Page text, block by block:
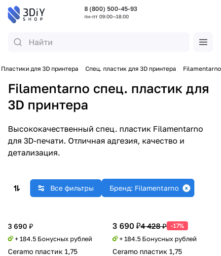
8 (800) 500-45-93
пн-пт 09:00—18:00
Пластики для 3D принтера Спец. пластик для 3D принтера Filamentarno
Filamentarno спец. пластик для
3D принтера
Высококачественный спец. пластик Filamentarno
для 3D-печати. Отличная адгезия, качество и
детализация.
Все фильтры Бренд: Filamentarno
3 690 ₽
+ 184.5 Бонусных рублей
Ceramo пластик 1,75
3 690 ₽4 428 ₽ -17%
+ 184.5 Бонусных рублей
Ceramo пластик 1,75